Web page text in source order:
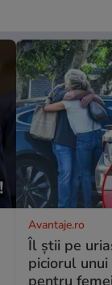
Avantaje.ro
Îl știi pe
piciorul